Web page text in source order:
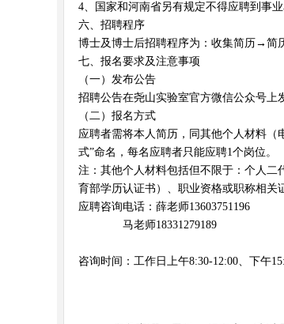
4、国家和河南省另有规定不得应聘到事业
六、招聘程序
博士及博士后招聘程序为：收集简历→
七、报名要求及注意事项
（一）发布公告
招聘公告在尧山实验室官方微信公众号上
（二）报名方式
应聘者需将本人简历，同其他个人材料（
式”命名，每名应聘者只能应聘1个岗位。
注：其他个人材料包括但不限于：个人二
育部学历认证书）、职业资格或职称相关
应聘咨询电话：薛老师13603751196
马老师18331279189
咨询时间：工作日上午8:30-12:00、下午